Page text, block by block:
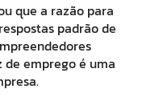
que a razão para
padrão de
emprego é uma